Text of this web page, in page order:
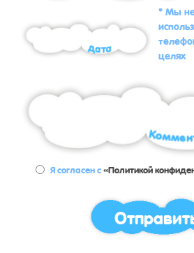
* Мы
целях
Я согласен с«Политикой